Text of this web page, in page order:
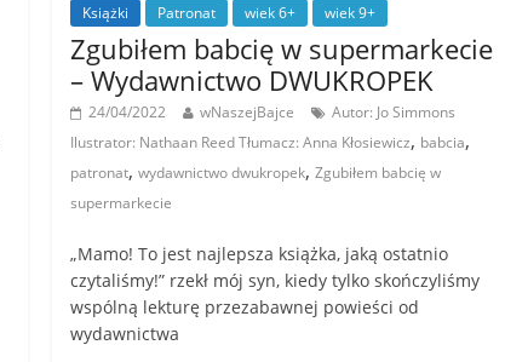
Książki Patronat wiek 6+ wiek 9+
Zgubiłem babcię w supermarkecie
– Wydawnictwo DWUKROPEK
24/04/2022 wNaszejBajce
Autor: Jo Simmons
Ilustrator: Nathaan Reed Tłumacz: Anna Kłosiewicz, babcia,
patronat,wydawnictwo dwukropek,Zgubiłem babcię w
supermarkecie
„Mamo! To jest najlepsza książka, jaką ostatnio
czytaliśmy!” rzekł mój syn, kiedy tylko skończyliśmy
wspólną lekturę przezabawnej powieści od
wydawnictwa